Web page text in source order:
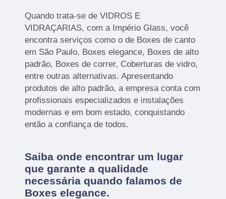
Quando trata-se de VIDROS E
VIDRAÇARIAS, com a Império Glass, você
encontra serviços como o de Boxes de canto
em São Paulo, Boxes elegance, Boxes de alto
padrão, Boxes de correr, Coberturas de vidro,
entre outras alternativas. Apresentando
produtos de alto padrão, a empresa conta com
profissionais especializados e instalações
modernas e em bom estado, conquistando
então a confiança de todos.
Saiba onde encontrar um lugar
que garante a qualidade
necessária quando falamos de
Boxes elegance.